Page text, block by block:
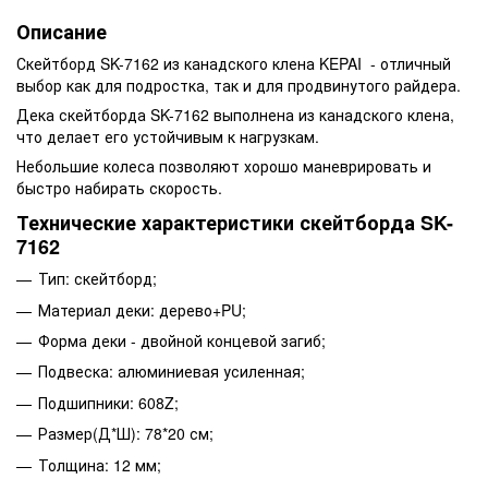
Описание
Скейтборд SK-7162 из канадского клена KEPAI - отличный
выбор как для подростка, так и для продвинутого райдера.
Дека скейтборда SK-7162 выполнена из канадского клена,
что делает его устойчивым к нагрузкам.
Небольшие колеса позволяют хорошо маневрировать и
быстро набирать скорость.
Технические характеристики скейтборда SK-
7162
Тип: скейтборд;
Материал деки: дерево+PU;
Форма деки - двойной концевой загиб;
Подвеска: алюминиевая усиленная;
Подшипники: 608Z;
Размер(Д*Ш): 78*20 см;
Толщина: 12 мм;